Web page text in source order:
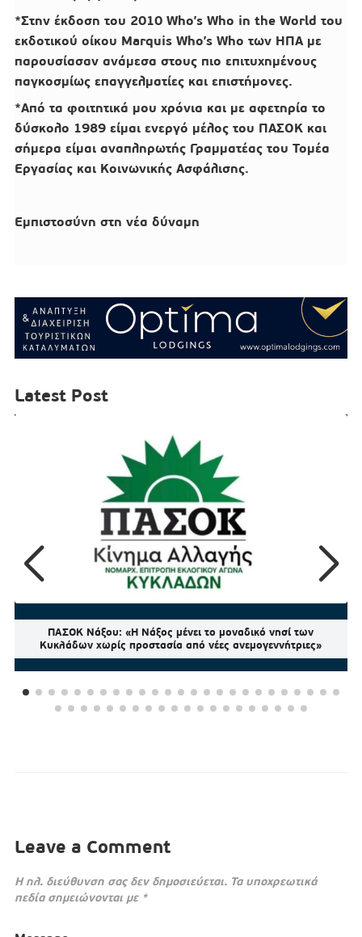
*Στην έκδοση του 2010 Who’s Who in the World του
εκδοτικού οίκου Marquis Who’s Who των ΗΠΑ με
παρουσίασαν ανάμεσα στους πιο επιτυχημένους
παγκοσμίως επαγγελματίες και επιστήμονες.
*Από τα φοιτητικά μου χρόνια και με αφετηρία το
δύσκολο 1989 είμαι ενεργό μέλος του ΠΑΣΟΚ και
σήμερα είμαι αναπληρωτής Γραμματέας του Τομέα
Εργασίας και Κοινωνικής Ασφάλισης.
Εμπιστοσύνη στη νέα δύναμη
Latest Post
ΠΑΣΟΚ Νάξου: «Η Νάξος μένει το μοναδικό νησί των
Κυκλάδων χωρίς προστασία από νέες ανεμογεννήτριες»
Leave a Comment
Η ηλ. διεύθυνση σας δεν δημοσιεύεται. Τα υποχρεωτικά
πεδία σημειώνονται με *